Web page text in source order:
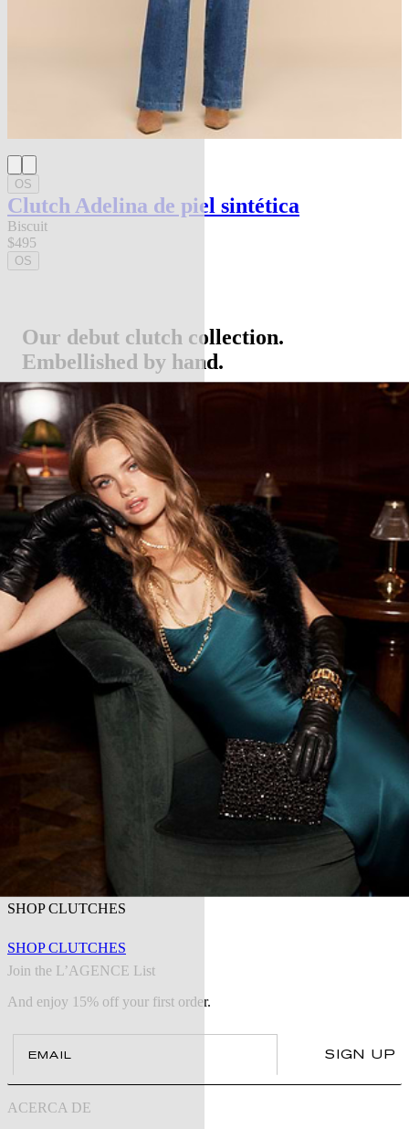
new in
OS
Clutch Adelina de piel sintética
Biscuit
$495
OS
Our debut clutch collection.
Embellished by hand.
SHOP CLUTCHES
SHOP CLUTCHES
Join the L’AGENCE List
And enjoy 15% off your first order.
SIGN UP
ACERCA DE